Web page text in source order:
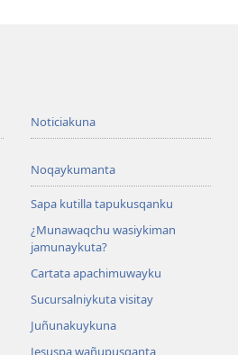
Noticiakuna
Noqaykumanta
Sapa kutilla tapukusqanku
¿Munawaqchu wasiykiman
jamunaykuta?
Cartata apachimuwayku
Sucursalniykuta visitay
Juñunakuykuna
Jesuspa wañupusqanta